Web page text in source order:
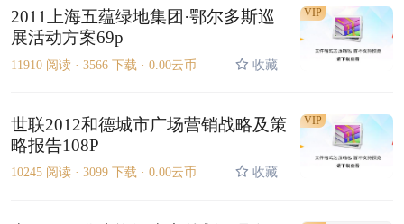
2011上海五蕴绿地集团·鄂尔多斯巡
展活动方案69p
11910 阅读 · 3566 下载 · 0.00云币 收藏
VIP
世联2012和德城市广场营销战略及策
略报告108P
10245 阅读 · 3099 下载 · 0.00云币 收藏
VIP